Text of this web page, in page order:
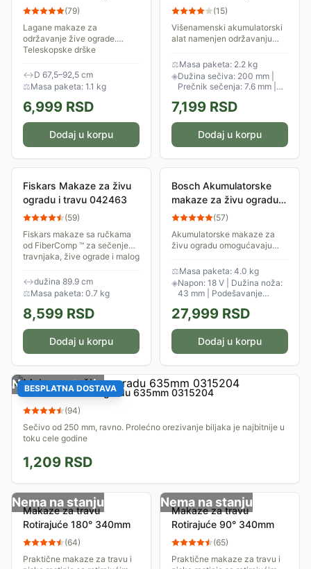
1013565 040947
(79)
Lagane makaze za
održavanje žive ograde.
Teleskopske drške
većim visinama.
↔D 67,5–92,5 cm
⚖Masa paketa: 1.1 kg
6,999 RSD
Dodaj u korpu
Villager Fuse VCS 7620
(15)
Višenamenski akumulatorski
alat namenjen održavanju
Održavajte rastinje u svom
dvorištu sa lakoćom i
uživanjem.
⚖Masa paketa: 2.2 kg
◈Dužina sečiva: 200 mm |
Prečnik sečenja: 7.6 mm |
7,199 RSD
Dodaj u korpu
Fiskars Makaze za živu
ogradu i travu 042463
(59)
Fiskars makaze sa ručkama
od FiberComp ™ za sečenje
travnjaka, žive ograde i malog
↔dužina 89.9 cm
⚖Masa paketa: 0.7 kg
8,599 RSD
Dodaj u korpu
Bosch Akumulatorske
makaze za živu ogradu
UniversalHedgePole 18
(57)
Akumulatorske makaze za
živu ogradu omogućavaju
jednim punjenjem. Zakretna
glava i teleskopska ručka
obezbeđuju lak rad i na...
⚖Masa paketa: 4.0 kg
◈Napon: 18 V | Dužina noža:
43 mm | Podešavanje
27,999 RSD
Dodaj u korpu
BESPLATNA DOSTAVA
Nema na stanju
Makaze za živu ogradu 635mm 0315204
(94)
Sečivo od 250 mm, ravno. Prolećno orezivanje biljaka je najbitnije u
toku cele godine
1,209 RSD
Nema na stanju
Makaze za travu
Rotirajuće 180° 340mm
(64)
Praktične makaze za travu i
Nema na stanju
Makaze za travu
Rotirajuće 90° 340mm
(65)
Praktične makaze za travu i